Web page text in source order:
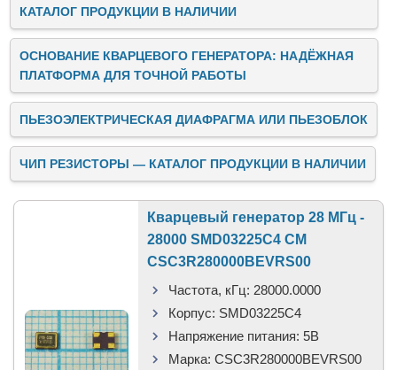
КАТАЛОГ ПРОДУКЦИИ В НАЛИЧИИ
ОСНОВАНИЕ КВАРЦЕВОГО ГЕНЕРАТОРА: НАДЁЖНАЯ
ПЛАТФОРМА ДЛЯ ТОЧНОЙ РАБОТЫ
ПЬЕЗОЭЛЕКТРИЧЕСКАЯ ДИАФРАГМА ИЛИ ПЬЕЗОБЛОК
ЧИП РЕЗИСТОРЫ — КАТАЛОГ ПРОДУКЦИИ В НАЛИЧИИ
Кварцевый генератор 28 МГц -
28000 SMD03225C4 CM
CSC3R280000BEVRS00
Частота, кГц: 28000.0000
Корпус: SMD03225C4
Напряжение питания: 5В
Марка: CSC3R280000BEVRS00